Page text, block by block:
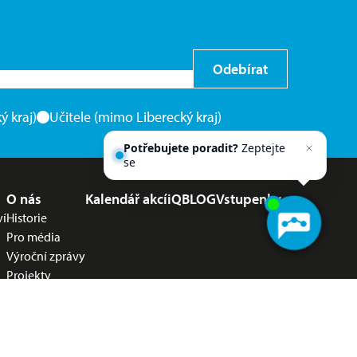
Odebírat
kraj) Učitele (mimo Liberecký kraj)
O nás
Historie
Pro média
Výroční zprávy
Projekty
Kalendář akcíiQBLOGVstupenky
Potřebujete poradit? Zeptejte
se našeho asisten